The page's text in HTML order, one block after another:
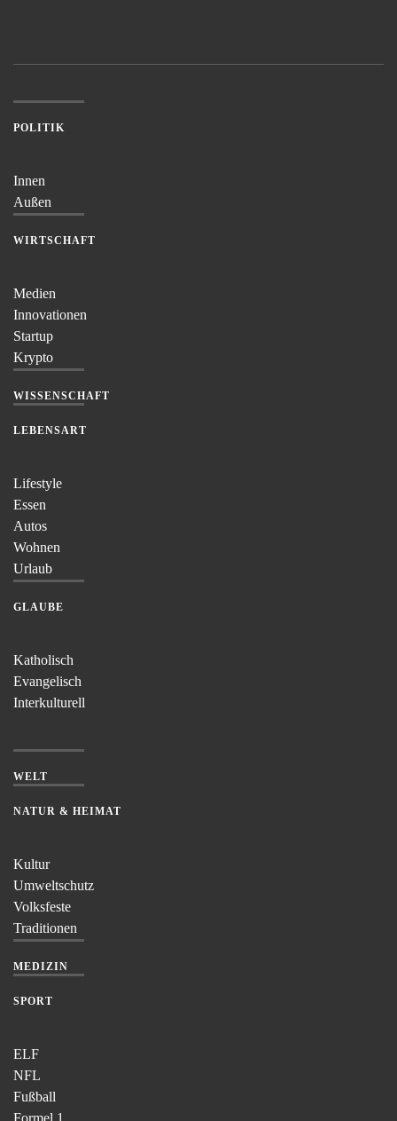
POLITIK
Innen
Außen
WIRTSCHAFT
Medien
Innovationen
Startup
Krypto
WISSENSCHAFT
LEBENSART
Lifestyle
Essen
Autos
Wohnen
Urlaub
GLAUBE
Katholisch
Evangelisch
Interkulturell
WELT
NATUR & HEIMAT
Kultur
Umweltschutz
Volksfeste
Traditionen
MEDIZIN
SPORT
ELF
NFL
Fußball
Formel 1